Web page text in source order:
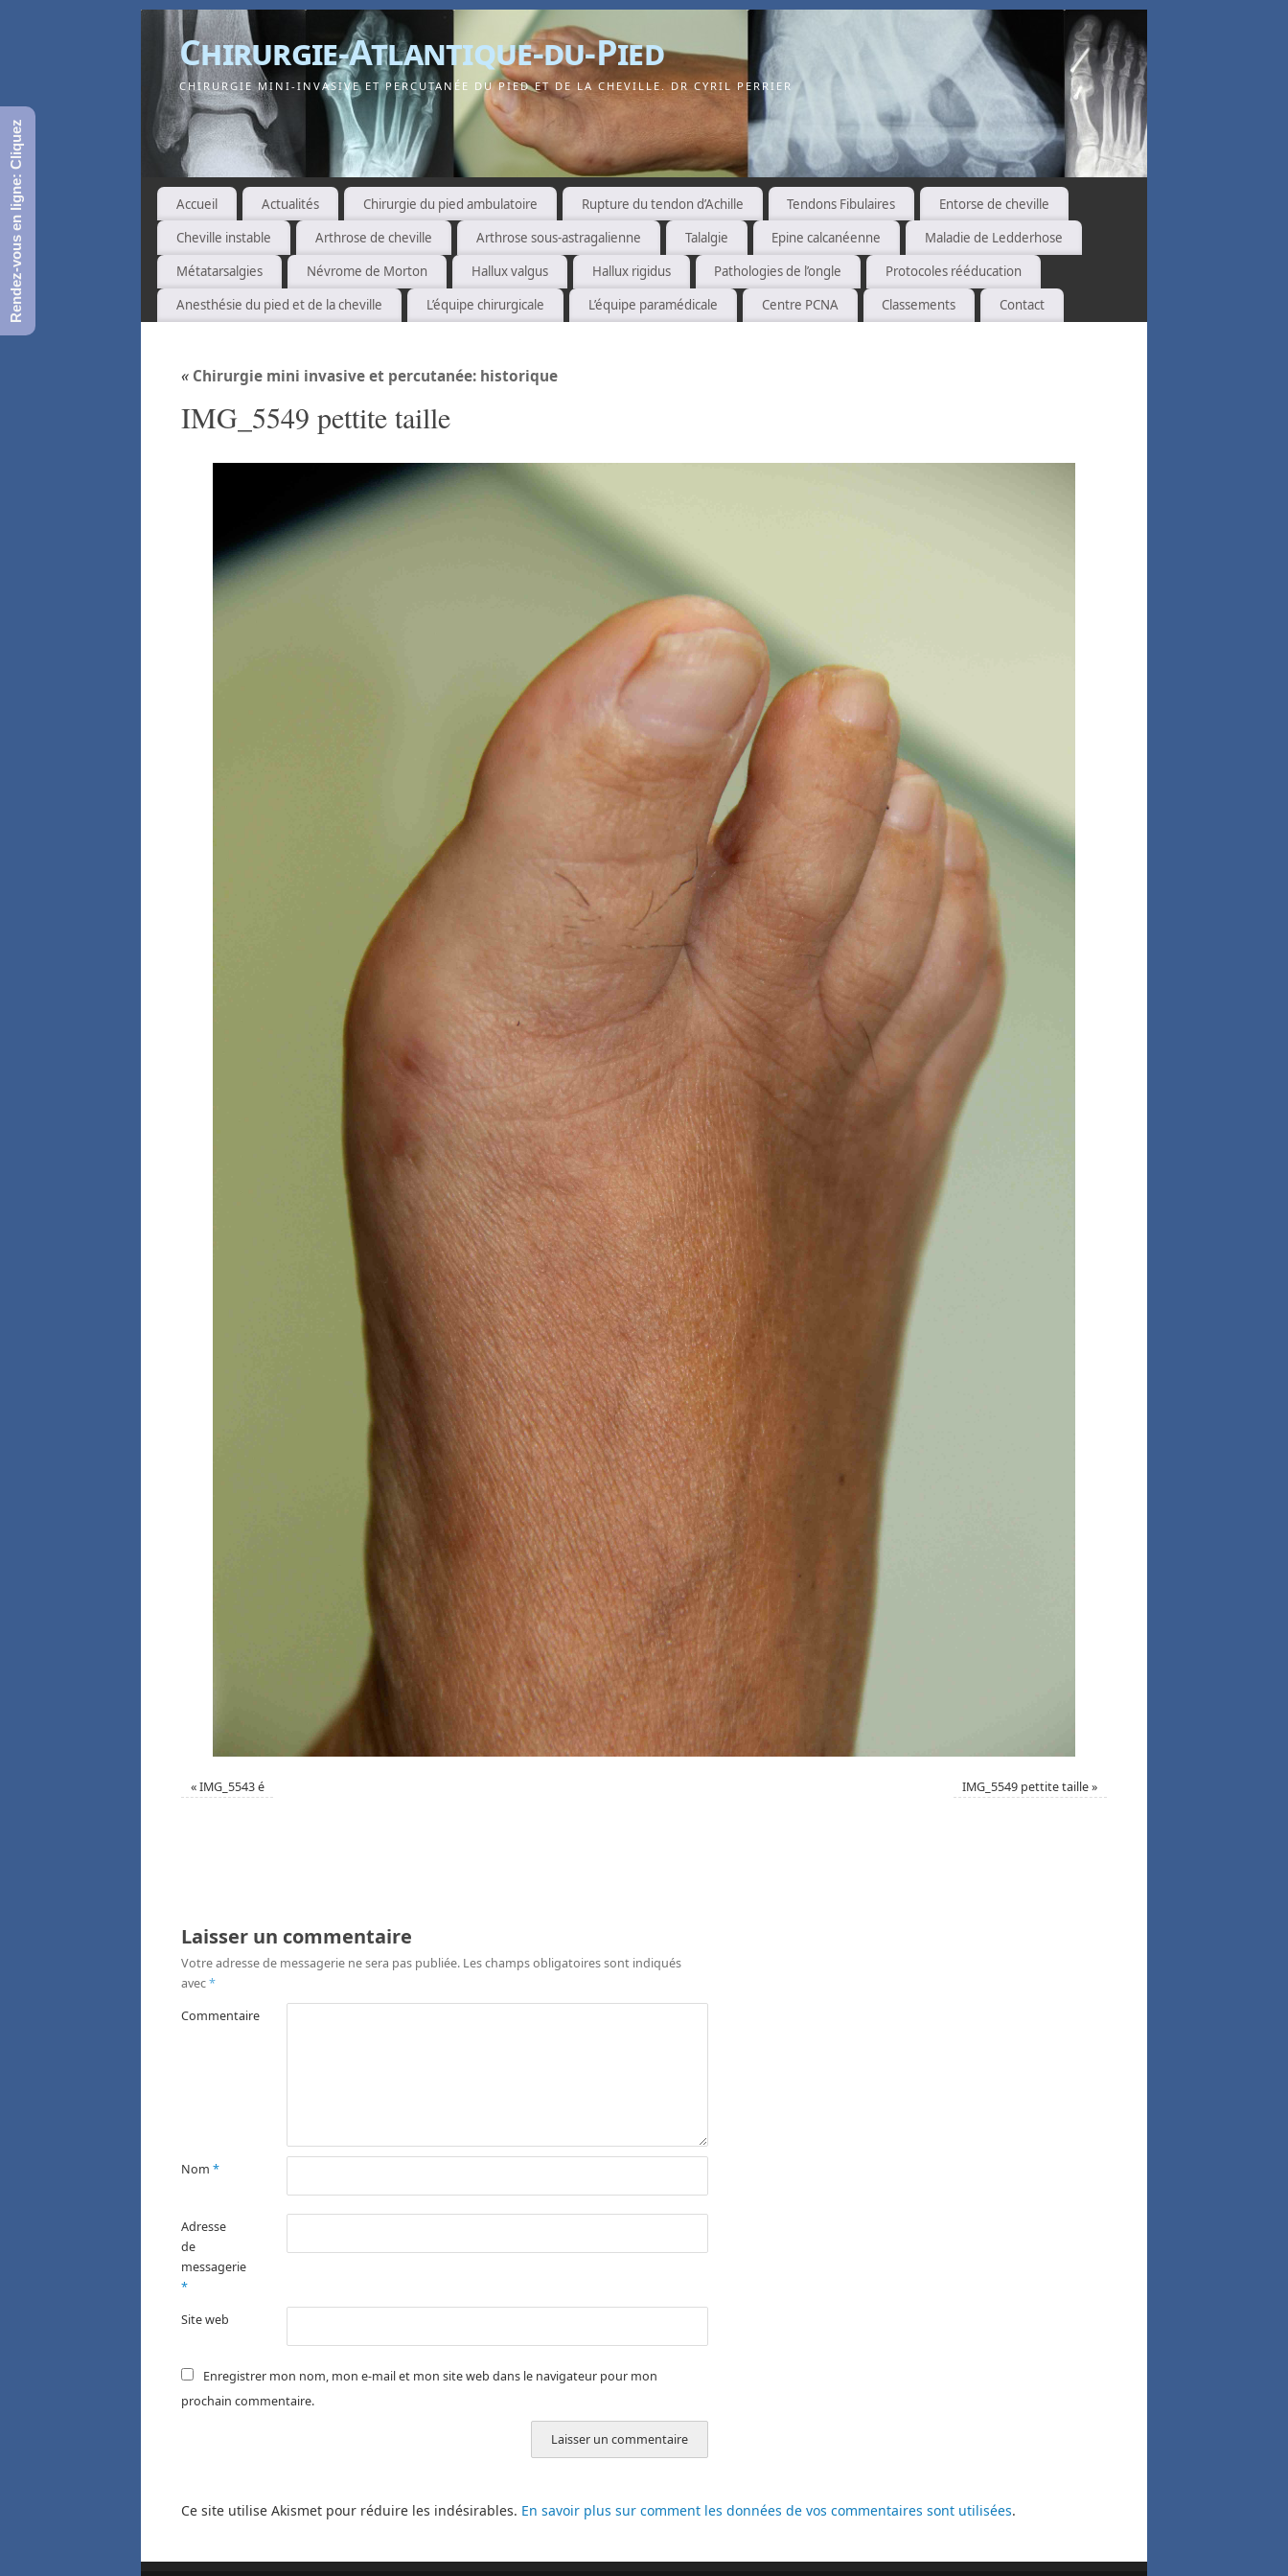
Chirurgie-Atlantique-du-Pied
CHIRURGIE MINI-INVASIVE ET PERCUTANÉE DU PIED ET DE LA CHEVILLE. DR CYRIL PERRIER
Accueil Actualités Chirurgie du pied ambulatoire Rupture du tendon d’Achille Tendons Fibulaires
Entorse de cheville
Cheville instable
Arthrose de cheville Arthrose sous-astragalienne Talalgie Epine calcanéenne
Maladie de Ledderhose
Métatarsalgies
Névrome de Morton Hallux valgus Hallux rigidus Pathologies de l’ongle
Protocoles rééducation
Anesthésie du pied et de la cheville
L’équipe chirurgicale L’équipe paramédicale Centre PCNA Classements Contact
« Chirurgie mini invasive et percutanée: historique
IMG_5549 pettite taille
«IMG_5543 é IMG_5549 pettite taille»
Laisser un commentaire
Votre adresse de messagerie ne sera pas publiée. Les champs obligatoires sont indiqués
avec*
Commentaire
Nom *
Adresse
de
messagerie
*
Site web
Enregistrer mon nom, mon e-mail et mon site web dans le navigateur pour mon
prochain commentaire.
Ce site utilise Akismet pour réduire les indésirables. En savoir plus sur comment les données de vos commentaires sont utilisées.
Rendez-vous en ligne: Cliquez